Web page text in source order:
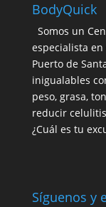
BodyQuick
Somos un
especialista
Puerto de
inigualables
peso, grasa,
reducir
¿Cuál es tu
Síguenos y